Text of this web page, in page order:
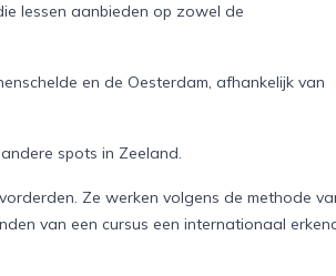
lessen aanbieden op zowel de
en de Oesterdam, afhankelijk van
spots in Zeeland.
Ze werken volgens de methode
van een cursus een internationaal